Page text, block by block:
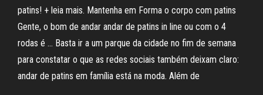
patins! + leia mais. Mantenha em Forma o corpo com patins
Gente, o bom de andar andar de patins in line ou com o 4
rodas é … Basta ir a um parque da cidade no fim de semana
para constatar o que as redes sociais também deixam claro:
andar de patins em família está na moda. Além de